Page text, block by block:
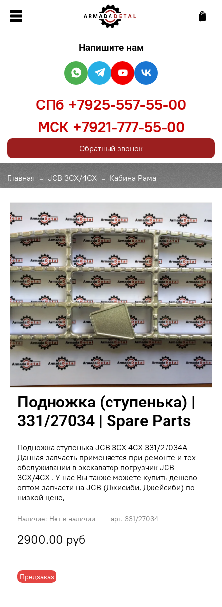
Главная JCB 3CX/4CX Кабина Рама
арт. 331/27034
Наличие: Нет в наличии
Предзаказ
Подножка (ступенька) |
331/27034 | Spare Parts
2900.00 руб
Подножка ступенька JCB 3CX 4CX 331/27034A
Данная запчасть применяется при ремонте и тех
обслуживании в экскаватор погрузчик JCB
3CX/4CX . У нас Вы также можете купить дешево
оптом запчасти на JCB (Джисиби, Джейсиби) по
низкой цене,
Напишите нам
СПб +7925-557-55-00
МСК +7921-777-55-00
Обратный звонок